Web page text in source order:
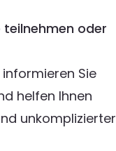
teilnehmen oder
Sie
helfen Ihnen
unkomplizierter